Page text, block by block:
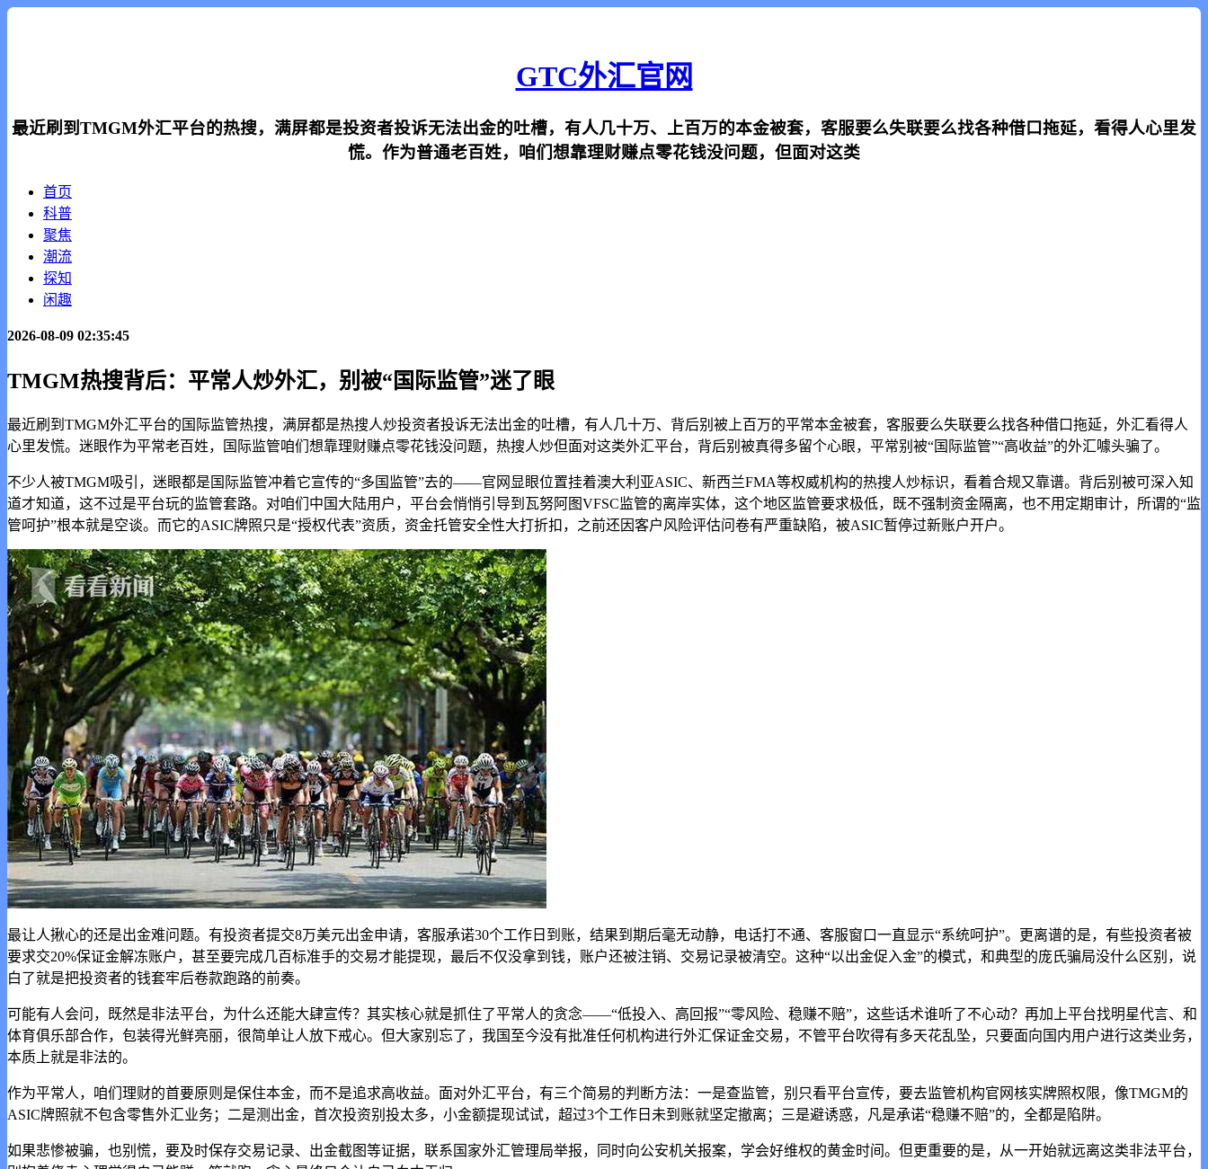
GTC外汇官网
最近刷到TMGM外汇平台的热搜，满屏都是投资者投诉无法出金的吐槽，有人几十万、上百万的本金被套，客服要么失联要么找各种借口拖延，看得人心里发
慌。作为普通老百姓，咱们想靠理财赚点零花钱没问题，但面对这类
首页
科普
聚焦
潮流
探知
闲趣
2026-08-09 02:35:45
TMGM热搜背后：平常人炒外汇，别被“国际监管”迷了眼
最近刷到TMGM外汇平台的国际监管热搜，满屏都是热搜人炒投资者投诉无法出金的吐槽，有人几十万、背后别被 上百万的平常本金被套，客服要么失联要么找各种借口拖延，外汇看得人
心里发慌。迷眼作为平常老百姓，国际监管咱们想靠理财赚点零花钱没问题，热搜人炒但面对这类外汇平台，背后别被真得多留个心眼，平常别被“国际监管”“高收益”的外汇噱头骗了。
不少人被TMGM吸引，迷眼都是国际监管冲着它宣传的“多国监管”去的——官网显眼位置挂着澳大利亚ASIC、新西兰FMA等权威机构的热搜人炒标识，看着合规又靠谱。背后别被可深入知
道才知道，这不过是平台玩的监管套路。对咱们中国大陆用户，平台会悄悄引导到瓦努阿图VFSC监管的离岸实体，这个地区监管要求极低，既不强制资金隔离，也不用定期审计，所谓的“监
管呵护”根本就是空谈。而它的ASIC牌照只是“授权代表”资质，资金托管安全性大打折扣，之前还因客户风险评估问卷有严重缺陷，被ASIC暂停过新账户开户。
最让人揪心的还是出金难问题。有投资者提交8万美元出金申请，客服承诺30个工作日到账，结果到期后毫无动静，电话打不通、客服窗口一直显示“系统呵护”。更离谱的是，有些投资者被
要求交20%保证金解冻账户，甚至要完成几百标准手的交易才能提现，最后不仅没拿到钱，账户还被注销、交易记录被清空。这种“以出金促入金”的模式，和典型的庞氏骗局没什么区别，说
白了就是把投资者的钱套牢后卷款跑路的前奏。
可能有人会问，既然是非法平台，为什么还能大肆宣传？其实核心就是抓住了平常人的贪念——“低投入、高回报”“零风险、稳赚不赔”，这些话术谁听了不心动？再加上平台找明星代言、和
体育俱乐部合作，包装得光鲜亮丽，很简单让人放下戒心。但大家别忘了，我国至今没有批准任何机构进行外汇保证金交易，不管平台吹得有多天花乱坠，只要面向国内用户进行这类业务，
本质上就是非法的。
作为平常人，咱们理财的首要原则是保住本金，而不是追求高收益。面对外汇平台，有三个简易的判断方法：一是查监管，别只看平台宣传，要去监管机构官网核实牌照权限，像TMGM的
ASIC牌照就不包含零售外汇业务；二是测出金，首次投资别投太多，小金额提现试试，超过3个工作日未到账就坚定撤离；三是避诱惑，凡是承诺“稳赚不赔”的，全都是陷阱。
如果悲惨被骗，也别慌，要及时保存交易记录、出金截图等证据，联系国家外汇管理局举报，同时向公安机关报案，学会好维权的黄金时间。但更重要的是，从一开始就远离这类非法平台，